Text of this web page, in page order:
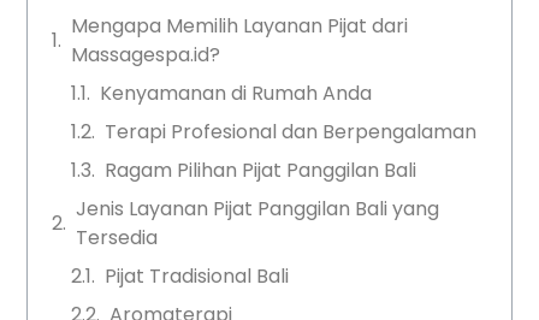
Mengapa Memilih Layanan Pijat dari
Massagespa.id?
Kenyamanan di Rumah Anda
Terapi Profesional dan Berpengalaman
Ragam Pilihan Pijat Panggilan Bali
Jenis Layanan Pijat Panggilan Bali yang
Tersedia
Pijat Tradisional Bali
Aromaterapi